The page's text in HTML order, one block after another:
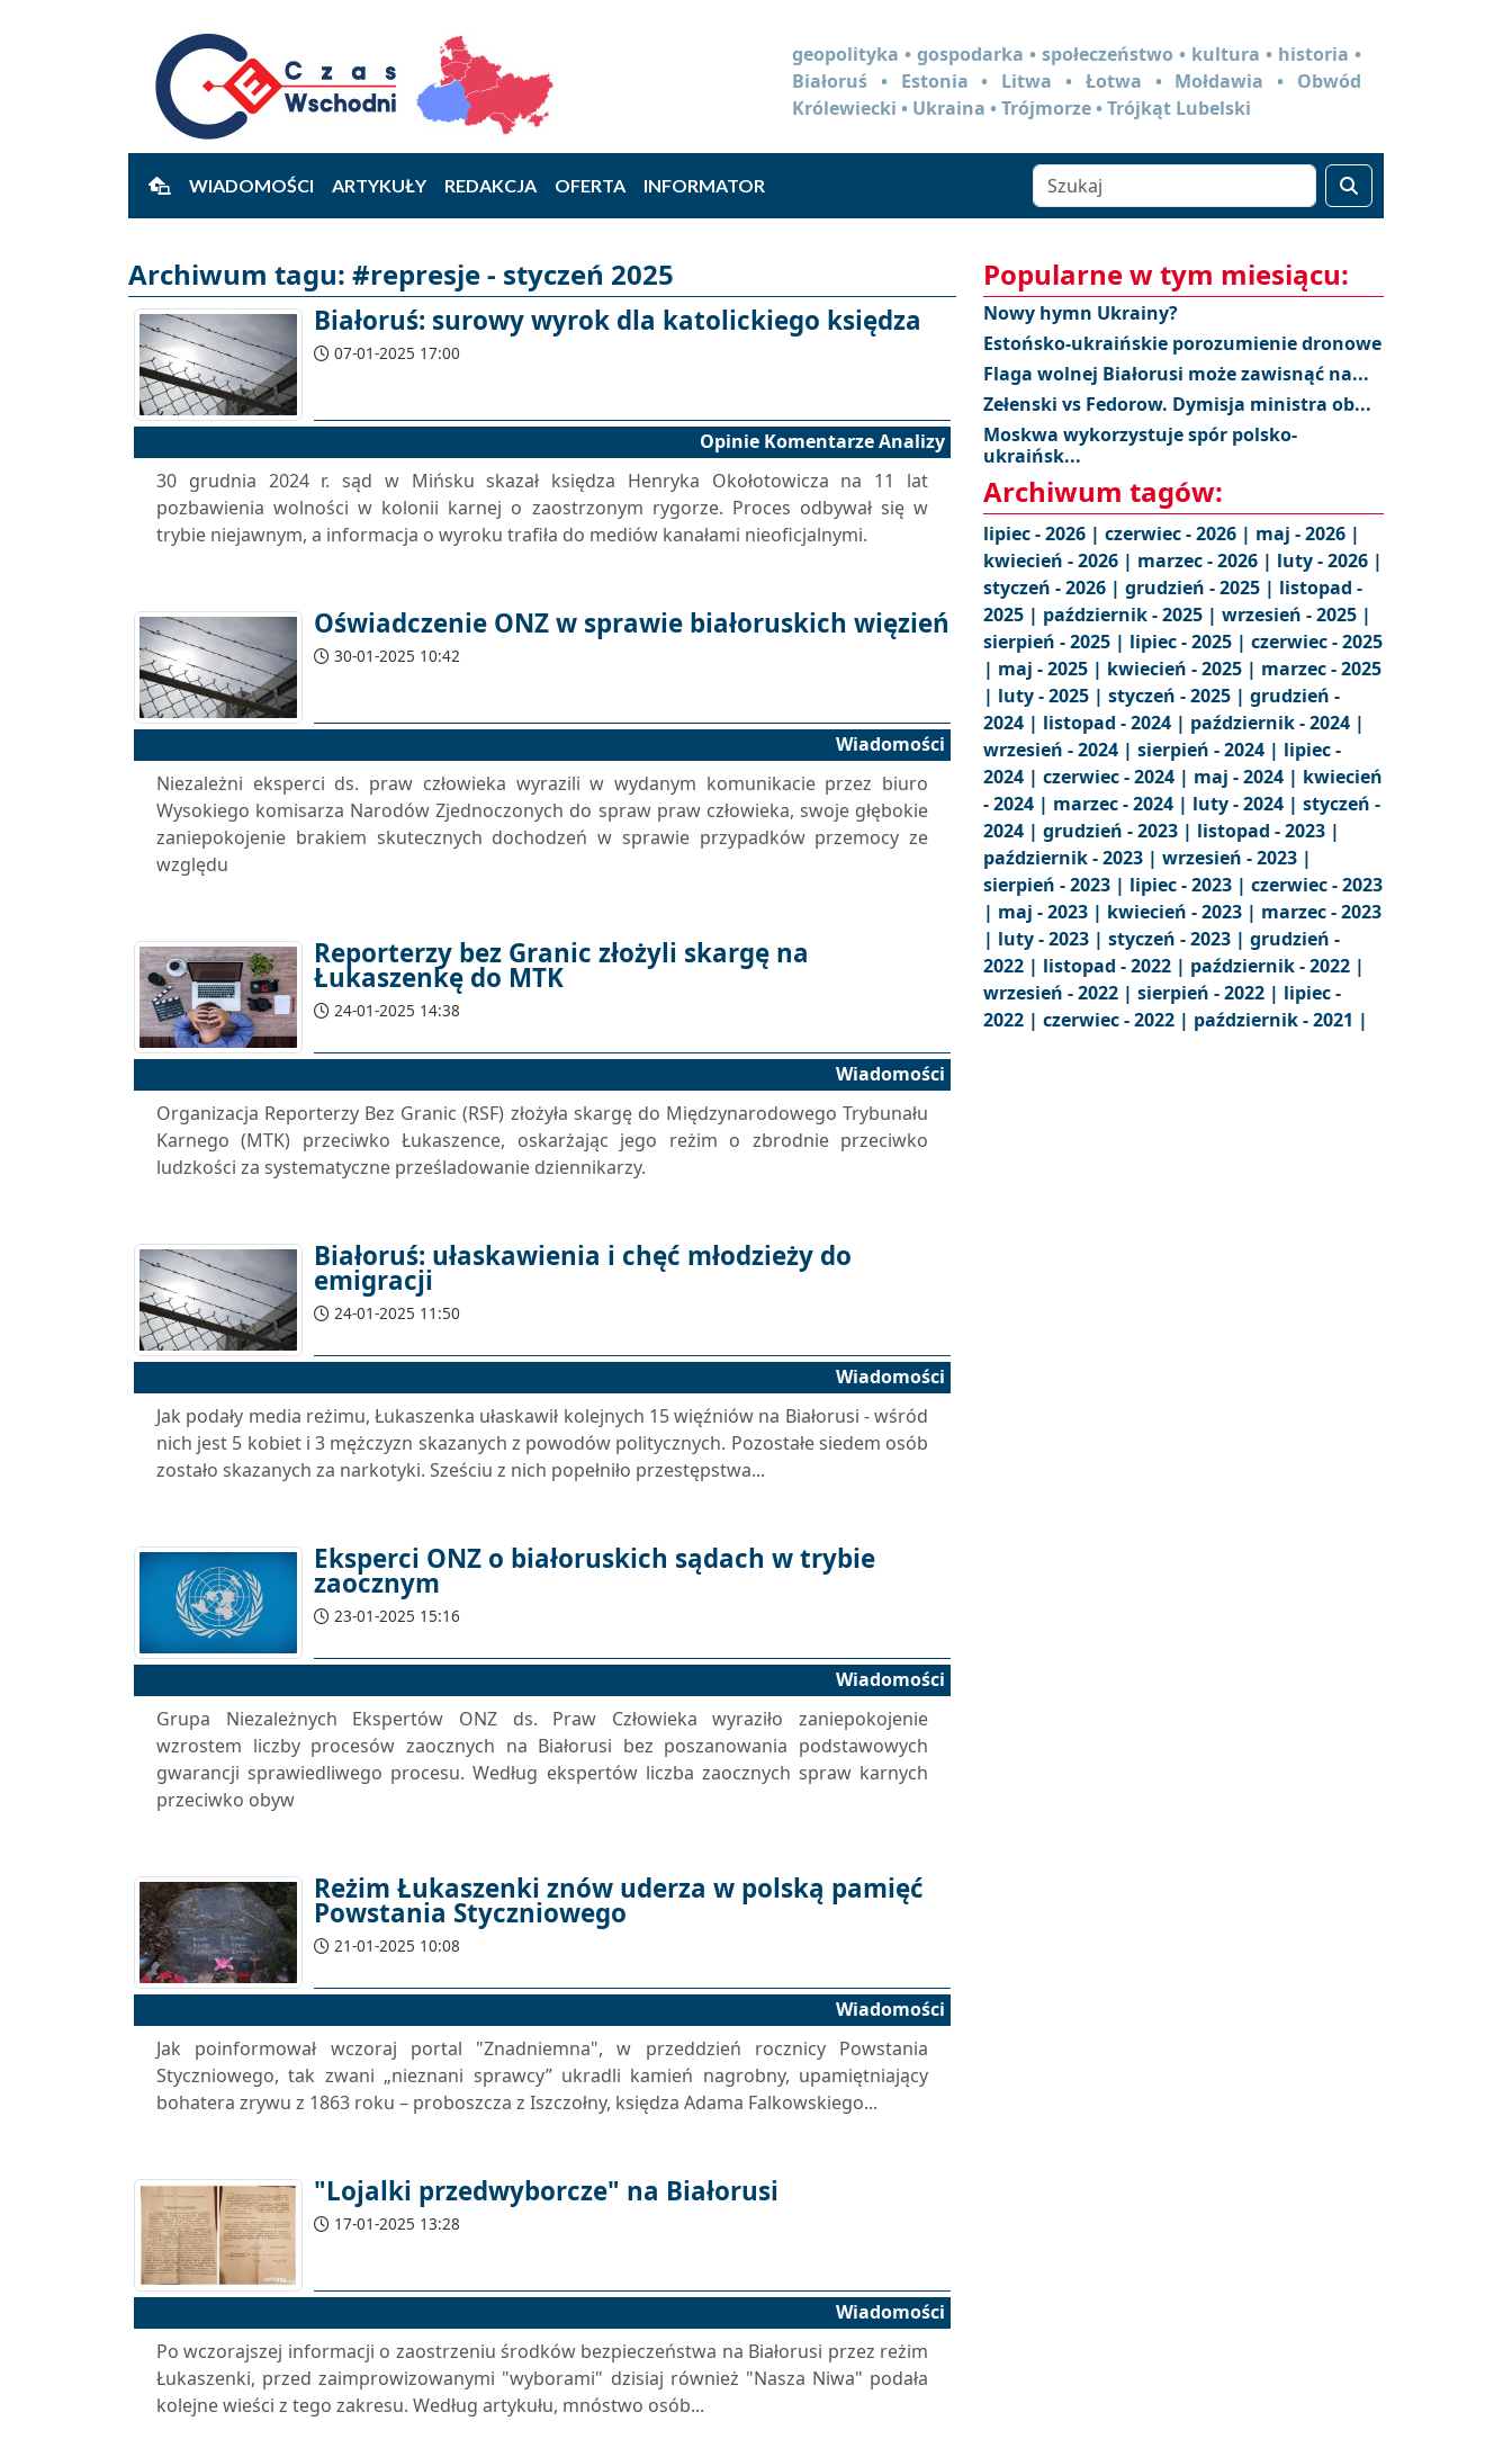
geopolityka • gospodarka • społeczeństwo • kultura • historia •
Białoruś • Estonia • Litwa • Łotwa • Mołdawia • Obwód
Królewiecki • Ukraina • Trójmorze • Trójkąt Lubelski
WIADOMOŚCI ARTYKUŁY REDAKCJA OFERTA INFORMATOR
Archiwum tagu: #represje - styczeń 2025
Białoruś: surowy wyrok dla katolickiego księdza
07-01-2025 17:00
Opinie Komentarze Analizy
30 grudnia 2024 r. sąd w Mińsku skazał księdza Henryka Okołotowicza na 11 lat
pozbawienia wolności w kolonii karnej o zaostrzonym rygorze. Proces odbywał się w
trybie niejawnym, a informacja o wyroku trafiła do mediów kanałami nieoficjalnymi.
Oświadczenie ONZ w sprawie białoruskich więzień
30-01-2025 10:42
Wiadomości
Niezależni eksperci ds. praw człowieka wyrazili w wydanym komunikacie przez biuro
Wysokiego komisarza Narodów Zjednoczonych do spraw praw człowieka, swoje głębokie
zaniepokojenie brakiem skutecznych dochodzeń w sprawie przypadków przemocy ze
względu
Reporterzy bez Granic złożyli skargę na
Łukaszenkę do MTK
24-01-2025 14:38
Wiadomości
Organizacja Reporterzy Bez Granic (RSF) złożyła skargę do Międzynarodowego Trybunału
Karnego (MTK) przeciwko Łukaszence, oskarżając jego reżim o zbrodnie przeciwko
ludzkości za systematyczne prześladowanie dziennikarzy.
Białoruś: ułaskawienia i chęć młodzieży do
emigracji
24-01-2025 11:50
Wiadomości
Jak podały media reżimu, Łukaszenka ułaskawił kolejnych 15 więźniów na Białorusi - wśród
nich jest 5 kobiet i 3 mężczyzn skazanych z powodów politycznych. Pozostałe siedem osób
zostało skazanych za narkotyki. Sześciu z nich popełniło przestępstwa...
Eksperci ONZ o białoruskich sądach w trybie
zaocznym
23-01-2025 15:16
Wiadomości
Grupa Niezależnych Ekspertów ONZ ds. Praw Człowieka wyraziło zaniepokojenie
wzrostem liczby procesów zaocznych na Białorusi bez poszanowania podstawowych
gwarancji sprawiedliwego procesu. Według ekspertów liczba zaocznych spraw karnych
przeciwko obyw
Reżim Łukaszenki znów uderza w polską pamięć
Powstania Styczniowego
21-01-2025 10:08
Wiadomości
Jak poinformował wczoraj portal "Znadniemna", w przeddzień rocznicy Powstania
Styczniowego, tak zwani „nieznani sprawcy” ukradli kamień nagrobny, upamiętniający
bohatera zrywu z 1863 roku – proboszcza z Iszczołny, księdza Adama Falkowskiego...
"Lojalki przedwyborcze" na Białorusi
17-01-2025 13:28
Wiadomości
Po wczorajszej informacji o zaostrzeniu środków bezpieczeństwa na Białorusi przez reżim
Łukaszenki, przed zaimprowizowanymi "wyborami" dzisiaj również "Nasza Niwa" podała
kolejne wieści z tego zakresu. Według artykułu, mnóstwo osób...
Popularne w tym miesiącu:
Nowy hymn Ukrainy?
Estońsko-ukraińskie porozumienie dronowe
Flaga wolnej Białorusi może zawisnąć na...
Zełenski vs Fedorow. Dymisja ministra ob...
Moskwa wykorzystuje spór polsko-
ukraińsk...
Archiwum tagów:
lipiec - 2026 | czerwiec - 2026 | maj - 2026 |
kwiecień - 2026 | marzec - 2026 | luty - 2026 |
styczeń - 2026 | grudzień - 2025 | listopad -
2025 | październik - 2025 | wrzesień - 2025 |
sierpień - 2025 | lipiec - 2025 | czerwiec - 2025
| maj - 2025 | kwiecień - 2025 | marzec - 2025
| luty - 2025 | styczeń - 2025 | grudzień -
2024 | listopad - 2024 | październik - 2024 |
wrzesień - 2024 | sierpień - 2024 | lipiec -
2024 | czerwiec - 2024 | maj - 2024 | kwiecień
- 2024 | marzec - 2024 | luty - 2024 | styczeń -
2024 | grudzień - 2023 | listopad - 2023 |
październik - 2023 | wrzesień - 2023 |
sierpień - 2023 | lipiec - 2023 | czerwiec - 2023
| maj - 2023 | kwiecień - 2023 | marzec - 2023
| luty - 2023 | styczeń - 2023 | grudzień -
2022 | listopad - 2022 | październik - 2022 |
wrzesień - 2022 | sierpień - 2022 | lipiec -
2022 | czerwiec - 2022 | październik - 2021 |